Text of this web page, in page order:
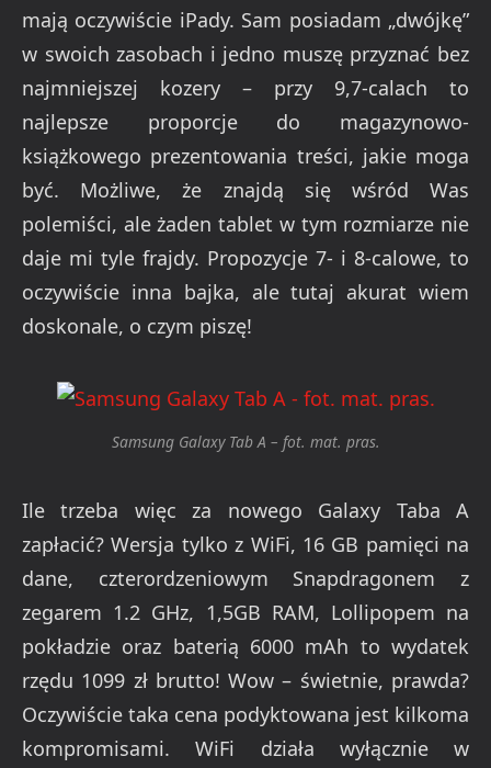
mają oczywiście iPady. Sam posiadam „dwójkę”
w swoich zasobach i jedno muszę przyznać bez
najmniejszej kozery – przy 9,7-calach to
najlepsze proporcje do magazynowo-
książkowego prezentowania treści, jakie moga
być. Możliwe, że znajdą się wśród Was
polemiści, ale żaden tablet w tym rozmiarze nie
daje mi tyle frajdy. Propozycje 7- i 8-calowe, to
oczywiście inna bajka, ale tutaj akurat wiem
doskonale, o czym piszę!
Samsung Galaxy Tab A – fot. mat. pras.
Ile trzeba więc za nowego Galaxy Taba A
zapłacić? Wersja tylko z WiFi, 16 GB pamięci na
dane, czterordzeniowym Snapdragonem z
zegarem 1.2 GHz, 1,5GB RAM, Lollipopem na
pokładzie oraz baterią 6000 mAh to wydatek
rzędu 1099 zł brutto! Wow – świetnie, prawda?
Oczywiście taka cena podyktowana jest kilkoma
kompromisami. WiFi działa wyłącznie w